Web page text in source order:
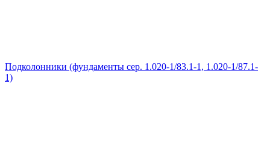
Подколонники (фундаменты сер. 1.020-1/83.1-1, 1.020-1/87.1-
1)